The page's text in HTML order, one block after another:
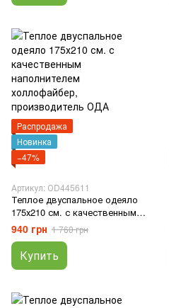
Распродажа
Новинка
−47%
Артикул: ОD445611
Теплое двуспальное одеяло
175х210 см. с качественным
наполнителем холлофайбер,
производитель ОДА
940 грн 1 760 грн
Купить